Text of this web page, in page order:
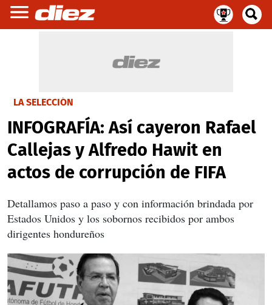
LA SELECCIÓN
INFOGRAFÍA: Así cayeron Rafael
Callejas y Alfredo Hawit en
actos de corrupción de FIFA
Detallamos paso a paso y con información brindada por
Estados Unidos y los sobornos recibidos por ambos
dirigentes hondureños